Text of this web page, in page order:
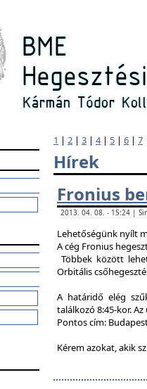
1 | 2 | 3 | 4| 5 | 6 | 7
Hírek
Fronius
2013. 04. 08. - 15:24 |
Lehetőségünk nyílt
A cég Fronius
Többek között
Orbitális
A határidő elég
találkozó 8:45-kor.
Pontos cím:
Kérem azokat, akik